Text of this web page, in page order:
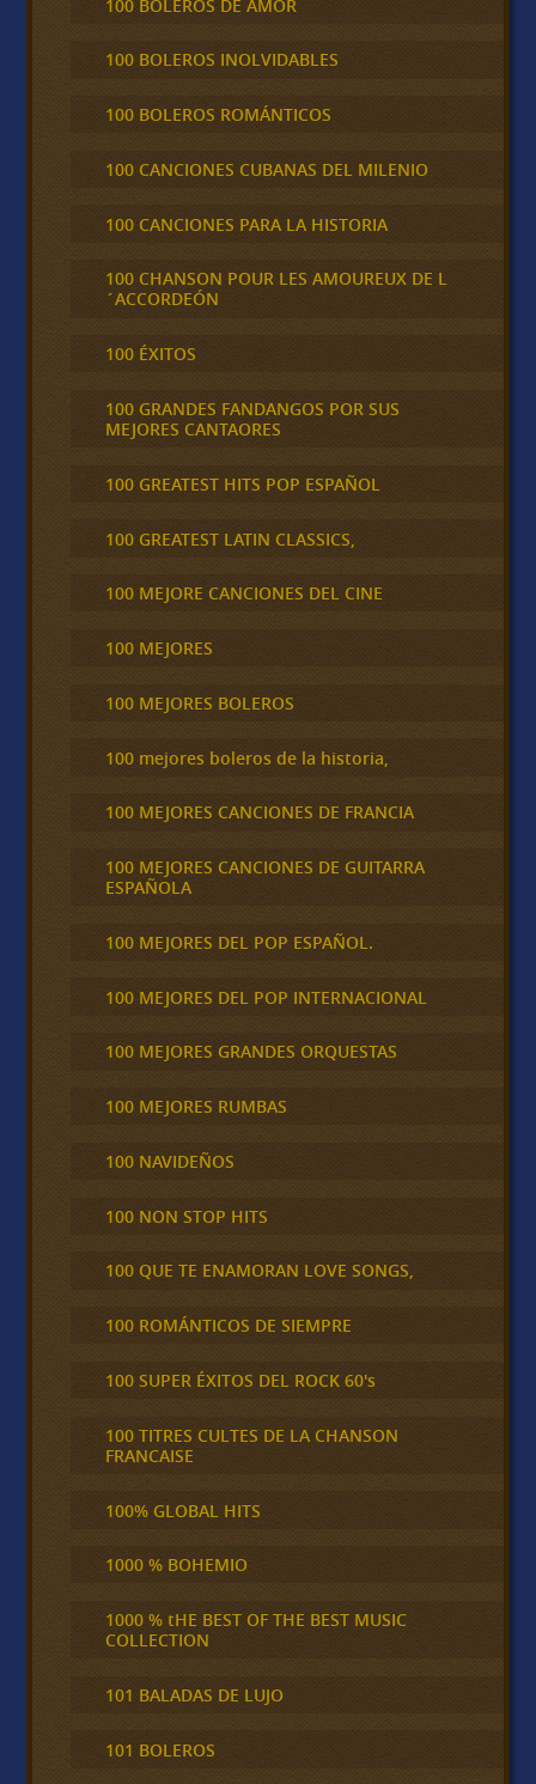
100 BOLEROS DE AMOR
100 BOLEROS INOLVIDABLES
100 BOLEROS ROMÁNTICOS
100 CANCIONES CUBANAS DEL MILENIO
100 CANCIONES PARA LA HISTORIA
100 CHANSON POUR LES AMOUREUX DE L
´ACCORDEÓN
100 ÉXITOS
100 GRANDES FANDANGOS POR SUS
MEJORES CANTAORES
100 GREATEST HITS POP ESPAÑOL
100 GREATEST LATIN CLASSICS,
100 MEJORE CANCIONES DEL CINE
100 MEJORES
100 MEJORES BOLEROS
100 mejores boleros de la historia,
100 MEJORES CANCIONES DE FRANCIA
100 MEJORES CANCIONES DE GUITARRA
ESPAÑOLA
100 MEJORES DEL POP ESPAÑOL.
100 MEJORES DEL POP INTERNACIONAL
100 MEJORES GRANDES ORQUESTAS
100 MEJORES RUMBAS
100 NAVIDEÑOS
100 NON STOP HITS
100 QUE TE ENAMORAN LOVE SONGS,
100 ROMÁNTICOS DE SIEMPRE
100 SUPER ÉXITOS DEL ROCK 60's
100 TITRES CULTES DE LA CHANSON
FRANCAISE
100% GLOBAL HITS
1000 % BOHEMIO
1000 % tHE BEST OF THE BEST MUSIC
COLLECTION
101 BALADAS DE LUJO
101 BOLEROS